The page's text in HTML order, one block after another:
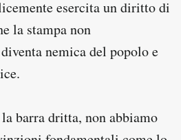
esercita un diritto di
la stampa non
nemica del popolo e
barra dritta, non abbiamo